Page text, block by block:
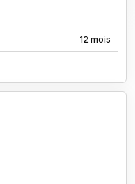
12 mois